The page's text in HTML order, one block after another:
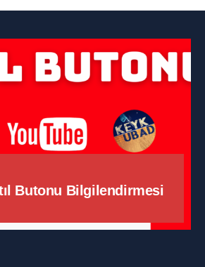
Butonu Bilgilendirmesi